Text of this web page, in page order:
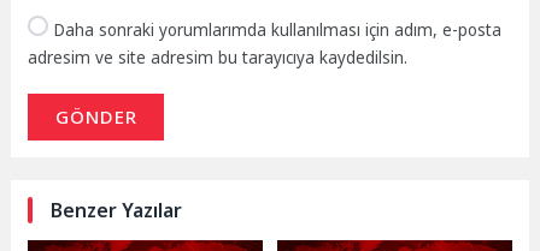
Daha sonraki yorumlarımda kullanılması için adım, e-posta
adresim ve site adresim bu tarayıcıya kaydedilsin.
GÖNDER
Benzer Yazılar